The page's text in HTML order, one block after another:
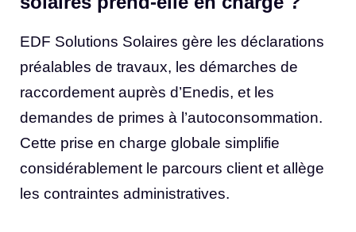
EDF Solutions Solaires gère les déclarations
préalables de travaux, les démarches de
raccordement auprès d’Enedis, et les
demandes de primes à l’autoconsommation.
Cette prise en charge globale simplifie
considérablement le parcours client et allège
les contraintes administratives.